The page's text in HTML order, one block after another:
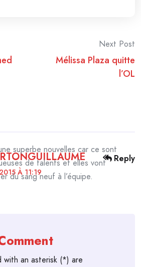
Next Post
Mélissa Plaza quitte
l’OL
À 11:19
superbe nouvelles car ce sont
de talents et elles vont
du sang neuf à l’équipe.
Reply
with an asterisk (*) are